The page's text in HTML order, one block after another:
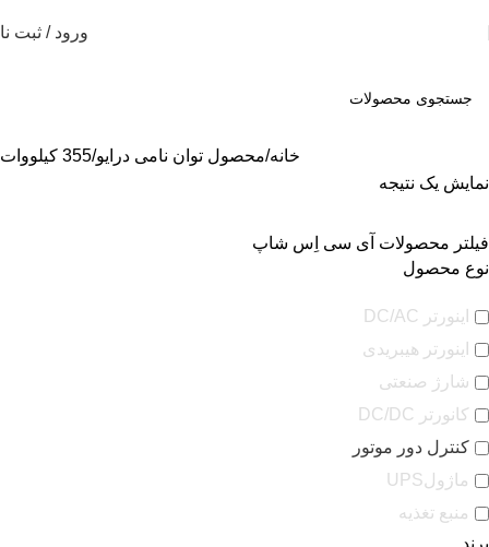
ورود / ثبت
خانه محصول توان نامی درایو 355 کیلووات
نمایش یک نتیجه
فیلتر محصولات آی سی اِس شاپ
نوع محصول
اینورتر DC/AC
اینورتر هیبریدی
شارژ صنعتی
کانورتر DC/DC
کنترل دور موتور
ماژولUPS
منبع تغذیه
برند